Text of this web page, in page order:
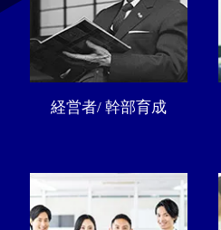
経営者/ 幹部育成